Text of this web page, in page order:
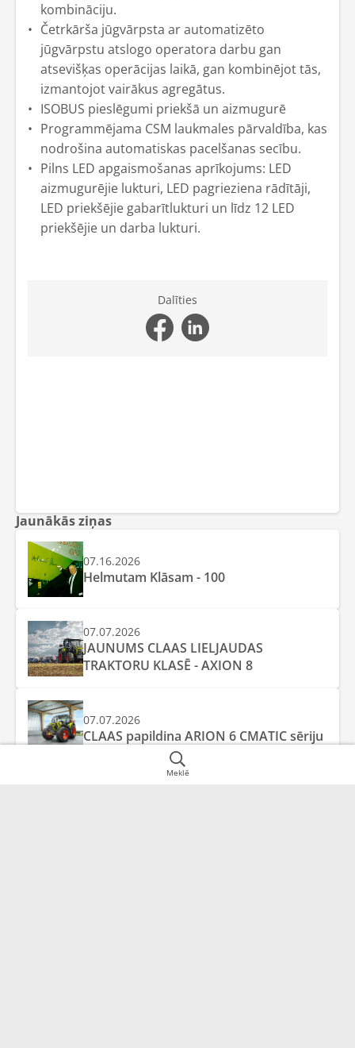
Meklē
kombināciju.
Četrkārša jūgvārpsta ar automatizēto
jūgvārpstu atslogo operatora darbu gan
atsevišķas operācijas laikā, gan kombinējot tās,
izmantojot vairākus agregātus.
ISOBUS pieslēgumi priekšā un aizmugurē
Programmējama CSM laukmales pārvaldība, kas
nodrošina automatiskas pacelšanas secību.
Pilns LED apgaismošanas aprīkojums: LED
aizmugurējie lukturi, LED pagrieziena rādītāji,
LED priekšējie gabarītlukturi un līdz 12 LED
priekšējie un darba lukturi.
Dalīties
Jaunākās ziņas
07.16.2026
Helmutam Klāsam - 100
07.07.2026
JAUNUMS CLAAS LIELJAUDAS
TRAKTORU KLASĒ - AXION 8
07.07.2026
CLAAS papildina ARION 6 CMATIC sēriju